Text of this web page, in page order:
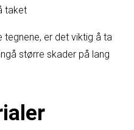
taket
tegnene, er det viktig å ta
større skader på lang